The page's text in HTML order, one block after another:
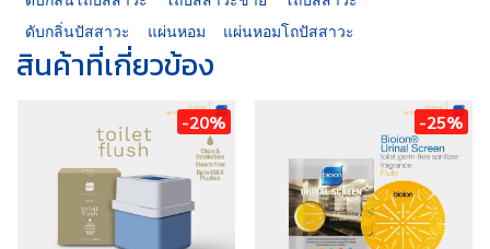
ดับกลิ่นปัสสาวะ
แผ่นหอม แผ่นหอมโถปัสสาวะ
สินค้าที่เกี่ยวข้อง
-20% -25%